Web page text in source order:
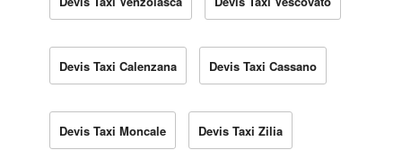
Devis Taxi Calenzana Devis Taxi Cassano
Devis Taxi Moncale Devis Taxi Zilia